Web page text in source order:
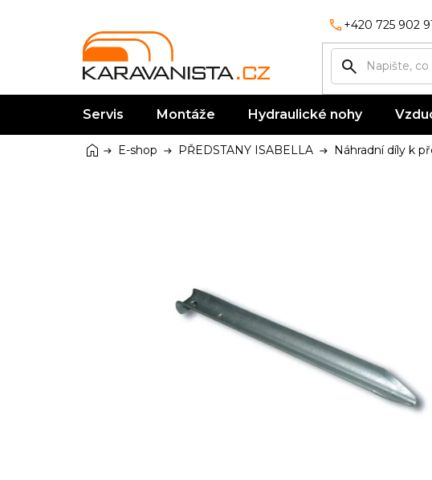
+420 725 902
Servis Montáže Hydraulické nohy
Domů
E-shop PŘEDSTANY ISABELLA Náhradní díly k